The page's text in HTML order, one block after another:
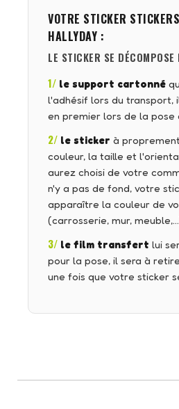
VOTRE STICKER
HALLYDAY :
LE STICKER SE
1/ le support cartonné
l'adhésif lors du transport,
en premier lors de la pose
2/ le sticker à
couleur, la taille et
aurez choisi de votre
n'y a pas de fond, votre
apparaître la couleur de
(carrosserie, mur,
3/ le film transfert lui
pour la pose, il sera à
une fois que votre sticker